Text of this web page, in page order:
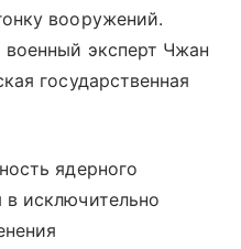
вооружений.
военный эксперт Чжан
государственная
ядерного
исключительно